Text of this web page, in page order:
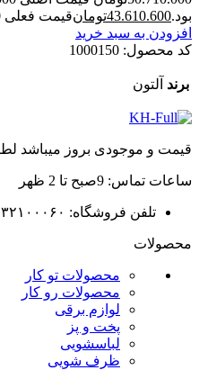
بود.43.610.600تومانقیمت فعلی 43.610.600تومان است.
افزودن به سبد خرید
کد محصول: 1000150
برند آلتون
قیمت و موجودی بروز میباشد
ساعات تماس: 9صبح تا 2 ظهر
تلفن فروشگاه: ۰۳۱۳۲۱۰۰۰۶۰
محصولات
محصولات تو کار
محصولات رو کار
لوازم برقی
پخت و پز
لباسشویی
ظرف شویی